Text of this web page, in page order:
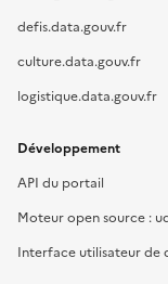
defis.data.gouv.fr
culture.data.gouv.fr
logistique.data.gouv.fr
Développement
API du portail
Moteur open source :
Interface utilisateur de